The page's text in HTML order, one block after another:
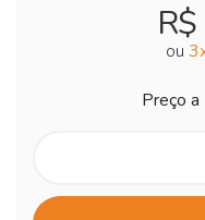
ou 3
Preço a